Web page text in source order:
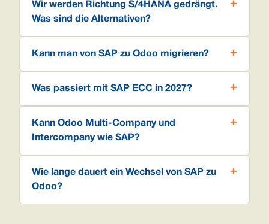
Wir werden Richtung S/4HANA gedrängt.
Was sind die Alternativen?
Kann man von SAP zu Odoo migrieren?
Was passiert mit SAP ECC in 2027?
Kann Odoo Multi-Company und
Intercompany wie SAP?
Wie lange dauert ein Wechsel von SAP zu
Odoo?